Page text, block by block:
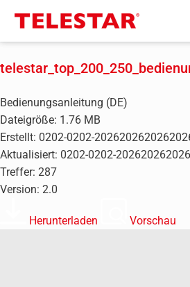
Bedienungsanleitung (DE)
Dateigröße: 1.76 MB
Erstellt: 0202-0202-
Aktualisiert: 0202-0202-
Treffer: 287
Version: 2.0
Herunterladen Vorschau